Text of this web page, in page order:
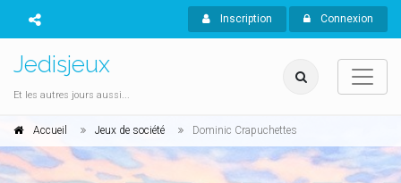
Inscription Connexion
Jedisjeux
Et les autres jours aussi...
Accueil Jeux de société Dominic Crapuchettes